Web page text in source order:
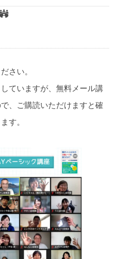
さい。
ていますが、無料メール講
、ご購読いただけますと確
す。